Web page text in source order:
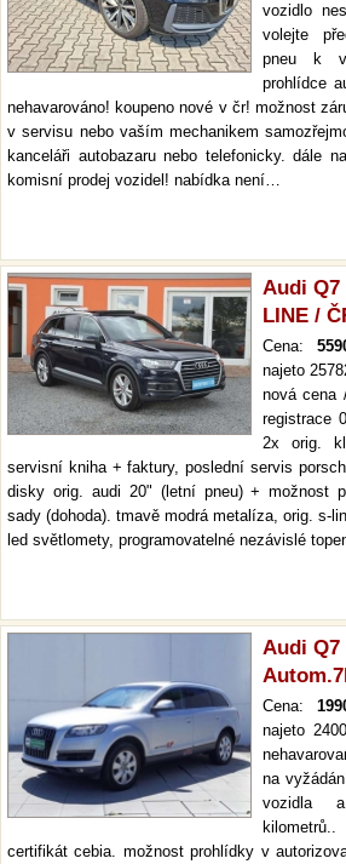
vozidlo
volejte
pneu k
prohlídce
nehavarováno! koupeno nové v čr! možnost
v servisu nebo vaším mechanikem
kanceláři autobazaru nebo telefonicky. dále
komisní prodej vozidel! nabídka není…
Audi Q7
LINE /
Cena:
najeto
nová cena
registrace
2x orig.
servisní kniha + faktury, poslední servis
disky orig. audi 20" (letní pneu) + možnost
sady (dohoda). tmavě modrá metalíza, orig. s-
led světlomety, programovatelné nezávislé
Audi Q7
Cena:
najeto
na
vozidla
certifikát cebia. možnost prohlídky v